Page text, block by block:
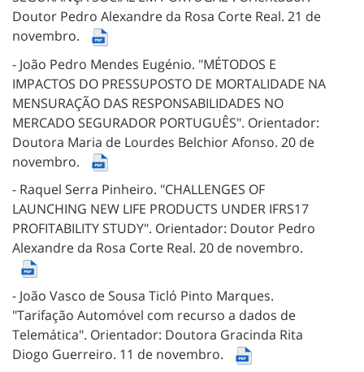
Doutor Pedro Alexandre da Rosa Corte Real. 21 de
novembro.
- João Pedro Mendes Eugénio. "MÉTODOS E
IMPACTOS DO PRESSUPOSTO DE MORTALIDADE NA
MENSURAÇÃO DAS RESPONSABILIDADES NO
MERCADO SEGURADOR PORTUGUÊS". Orientador:
Doutora Maria de Lourdes Belchior Afonso. 20 de
novembro.
- Raquel Serra Pinheiro. "CHALLENGES OF
LAUNCHING NEW LIFE PRODUCTS UNDER IFRS17
PROFITABILITY STUDY". Orientador: Doutor Pedro
Alexandre da Rosa Corte Real. 20 de novembro.
- João Vasco de Sousa Ticló Pinto Marques.
"Tarifação Automóvel com recurso a dados de
Telemática". Orientador: Doutora Gracinda Rita
Diogo Guerreiro. 11 de novembro.